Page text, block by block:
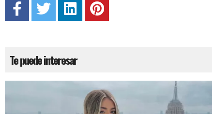
Te puede interesar